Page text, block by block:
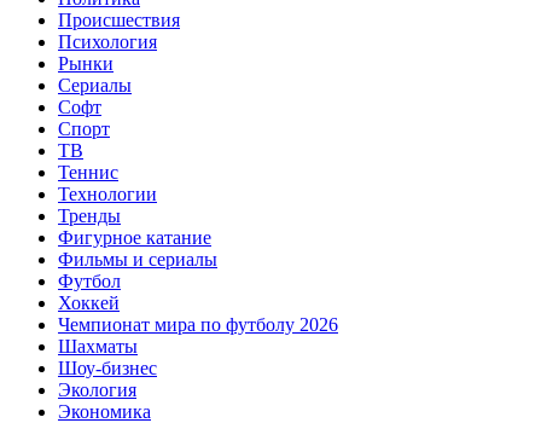
Происшествия
Психология
Рынки
Сериалы
Софт
Спорт
ТВ
Теннис
Технологии
Тренды
Фигурное катание
Фильмы и сериалы
Футбол
Хоккей
Чемпионат мира по футболу 2026
Шахматы
Шоу-бизнес
Экология
Экономика